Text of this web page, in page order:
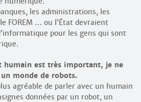
les administrations, les
FOREM … ou l’État devraient
pour les gens qui sont
humain est très important, je ne
monde de robots.
agréable de parler avec un humain
données par un robot, un